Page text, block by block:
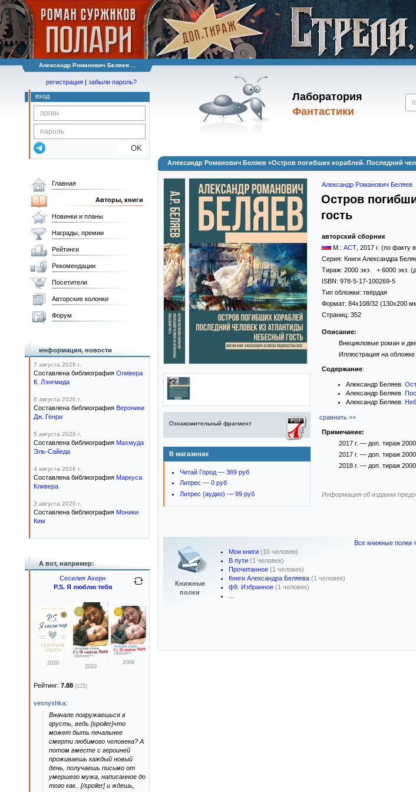
Александр Романович Беляев ...
Лаборатория
Фантастики
регистрация | забыли пароль?
вход
OK
Александр Романович Беляев «Остров погибших кораблей. Последний
Ознакомительный фрагмент
В магазинах
Читай Город — 369 руб
Литрес — 0 руб
Литрес (аудио) — 99 руб
Александр Романович Беляев
Остров
гость
авторский сборник
М.: АСТ 2017 г. (по факту
Серия: Книги Александра
Тираж: 2000 экз. + 6000 экз.
ISBN: 978-5-17-100269-5
Тип обложки: твёрдая
Формат: 84x108/32 (130x200
Страниц: 352
Описание:
Внецикловые роман и
Иллюстрация на обложке
Содержание:
Александр Беляев.
Александр Беляев.
Александр Беляев.
сравнить >>
Примечание:
2017 г. — доп. тираж
2017 г. — доп. тираж
2018 г. — доп. тираж
Информация об издании
Книжные
полки
Мои книги (10 человек)
В пути (1 человек)
Прочитанное (1 человек)
Книги Александра Беляева (1 человек)
ф9. Избранное (1 человек)
Все книжные полки
Главная
Авторы, книги
Новинки и планы
Награды, премии
Рейтинги
Рекомендации
Посетители
Авторские колонки
Форум
информация, новости
7 августа 2026 г.
Составлена библиография Оливера
К. Лэнгмида
6 августа 2026 г.
Составлена библиография Вероники
Дж. Генри
5 августа 2026 г.
Составлена библиография Махмуда
Эль-Сайеда
4 августа 2026 г.
Составлена библиография Маркуса
Кливера
3 августа 2026 г.
Составлена библиография Моники
Ким
А вот, например:
Сесилия Ахерн
P.S. Я люблю тебя
2020
2010
2009
Рейтинг: 7.88 (125)
vesnyshka:
Вначале погружаешься в
грусть, ведь [spoiler]что
может быть печальнее
смерти любимого человека? А
потом вместе с героиней
проживаешь каждый новый
день, получаешь письмо от
умершего мужа, написанное до
того как.. [/spoiler] и ждешь,